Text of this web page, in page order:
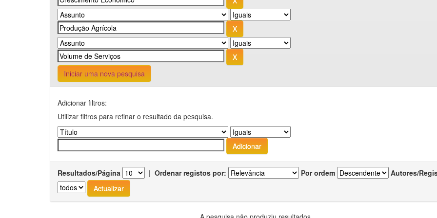
Iniciar uma nova pesquisa
Adicionar filtros:
Utilizar filtros para refinar o resultado da pesquisa.
Resultados/Página | Ordenar registos por: Por ordem Autores/